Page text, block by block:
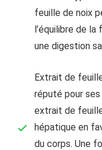
feuille de noix
l’équilibre de
une digestion
Extrait de
réputé pour
extrait de
hépatique en
du corps. Une